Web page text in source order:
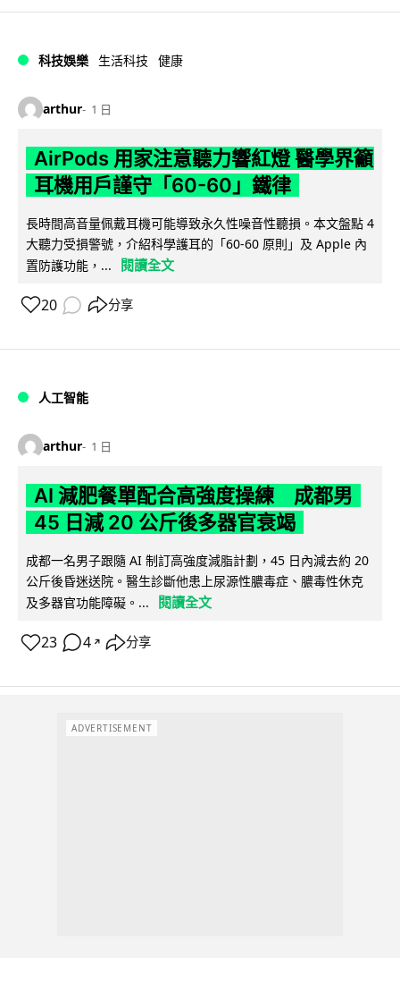
科技娛樂 生活科技 健康
arthur 1 日
AirPods 用家注意聽力響紅燈 醫學界籲
耳機用戶謹守「60-60」鐵律
長時間高音量佩戴耳機可能導致永久性噪音性聽損。本文盤點 4
大聽力受損警號，介紹科學護耳的「60-60 原則」及 Apple 內
置防護功能，...
閱讀全文
20 分享
人工智能
arthur 1 日
AI 減肥餐單配合高強度操練 成都男
45 日減 20 公斤後多器官衰竭
成都一名男子跟隨 AI 制訂高強度減脂計劃，45 日內減去約 20
公斤後昏迷送院。醫生診斷他患上尿源性膿毒症、膿毒性休克
及多器官功能障礙。...
閱讀全文
23 4 ↗ 分享
ADVERTISEMENT